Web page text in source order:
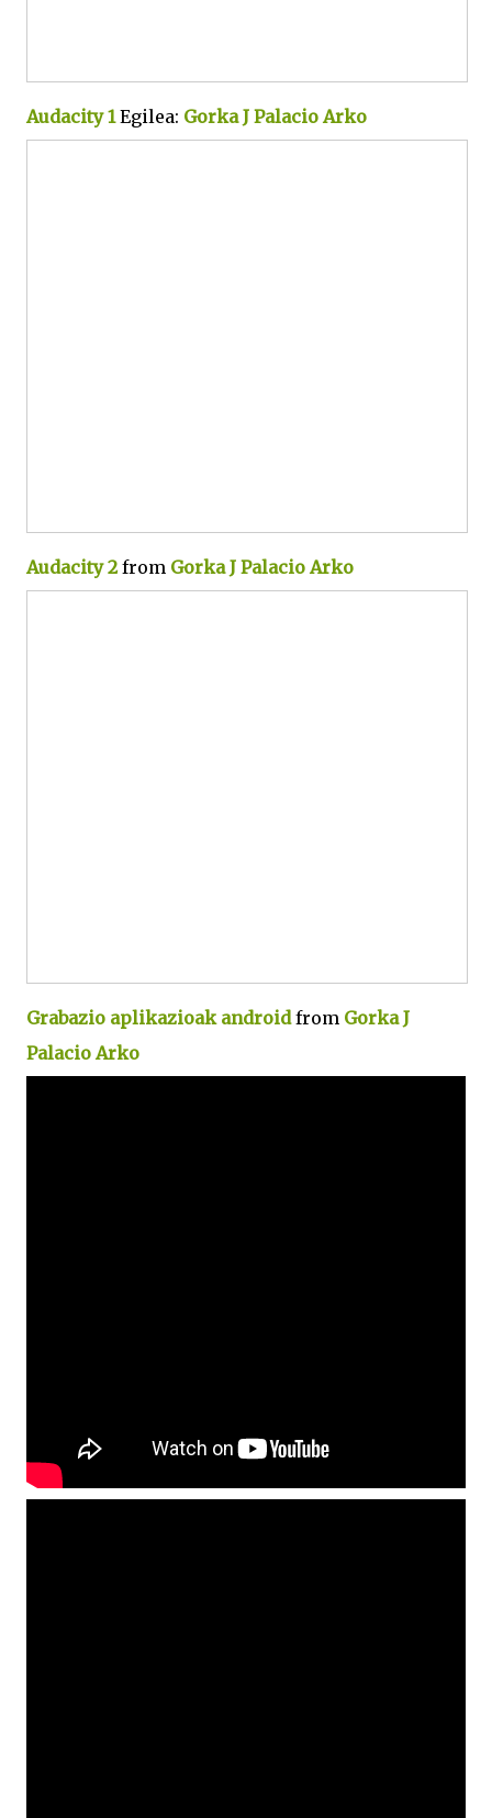
Audacity 1 Egilea: Gorka J Palacio Arko
Audacity 2 from Gorka J Palacio Arko
Grabazio aplikazioak android from Gorka J
Palacio Arko